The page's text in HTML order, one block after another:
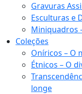
Gravuras
Esculturas e
Miniquadros
Coleções
Oníricos – O
Étnicos – O
longe